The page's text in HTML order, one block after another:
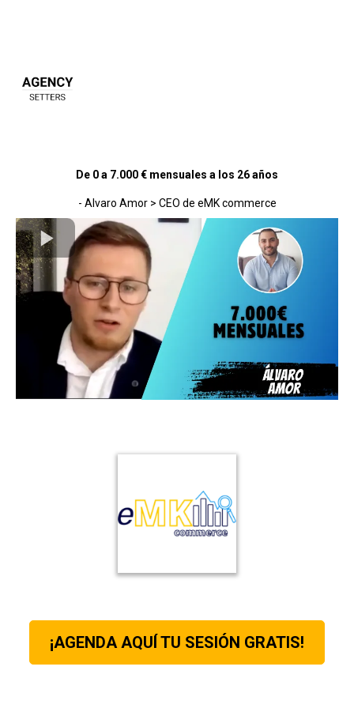
De 0 a 7.000 € mensuales a los 26 años
- Alvaro Amor > CEO de eMK commerce
¡AGENDA AQUÍ TU SESIÓN GRATIS!